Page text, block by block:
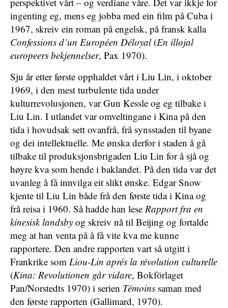
ingenting eg, mens eg jobba med ein film på Cuba i
1967, skreiv ein roman på engelsk, på fransk kalla
Confessions d’un Européen Déloyal(En illojal
europeers bekjennelser, Pax 1970).
Sju år etter første opphaldet vårt i Liu Lin, i oktober
1969, i den mest turbulente tida under
kulturrevolusjonen, var Gun Kessle og eg tilbake i
Liu Lin. I utlandet var omveltingane i Kina på den
tida i hovudsak sett ovanfrå, frå synsstaden til byane
og dei intellektuelle. Me ønska derfor i staden å gå
tilbake til produksjonsbrigaden Liu Lin for å sjå og
høyre kva som hende i baklandet. På den tida var det
uvanleg å få innvilga eit slikt ønske. Edgar Snow
kjente til Liu Lin både frå den første tida i Kina og
frå reisa i 1960. Så hadde han lese Rapport fra en
kinesisk landsby og skreiv nå til Beijing og fortalde
meg at han venta på å få vite kva me kunne
rapportere. Den andre rapporten vart så utgitt i
Frankrike som Liou-Lin aprés la révolution culturelle
(Kina: Revolutionen går vidare, Bokförlaget
Pan/Norstedts 1970) i serien Témoins saman med
den første rapporten (Gallimard, 1970).